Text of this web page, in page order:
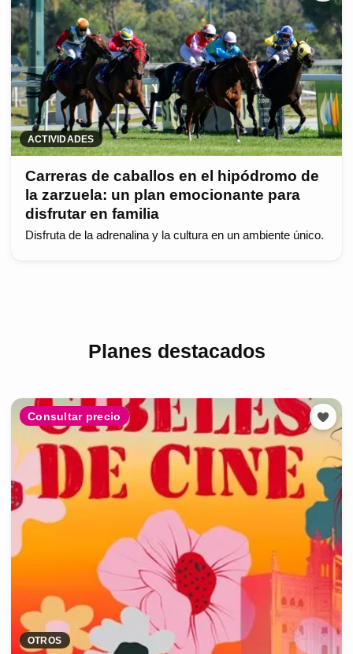
ACTIVIDADES
Carreras de caballos en el hipódromo de
la zarzuela: un plan emocionante para
disfrutar en familia
Disfruta de la adrenalina y la cultura en un ambiente único.
Planes destacados
Consultar precio
OTROS